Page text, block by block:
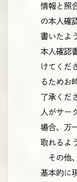
情報と照
の本人確
書いたよ
本人確認
けてくだ
るためお
了承くだ
人がサー
場合、万
取れるよ
その他
基本的に